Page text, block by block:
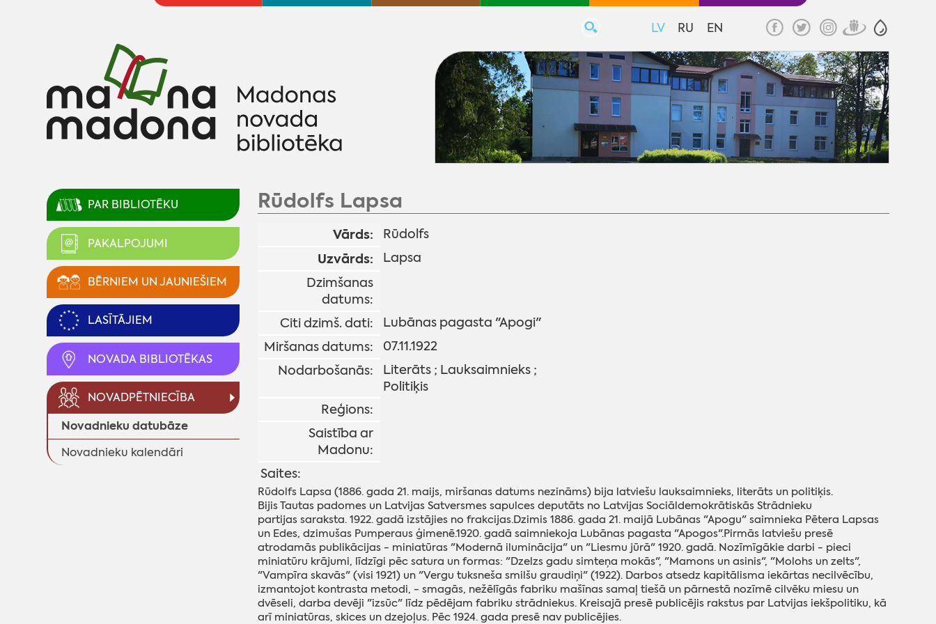
LV RU EN
PAR BIBLIOTĒKU
PAKALPOJUMI
BĒRNIEM UN JAUNIEŠIEM
LASĪTĀJIEM
NOVADA BIBLIOTĒKAS
NOVADPĒTNIECĪBA
Novadnieku datubāze
Novadnieku kalendāri
Rūdolfs Lapsa
Vārds: Rūdolfs
Uzvārds:
Lapsa
Dzimšanas
datums:
Citi dzimš. dati:
Lubānas pagasta "Apogi"
Miršanas datums:
07.11.1922
Nodarbošanās:
Literāts ; Lauksaimnieks ;
Politiķis
Reģions:
Saistība ar
Madonu:
Saites:
Rūdolfs Lapsa (1886. gada 21. maijs, miršanas datums nezināms) bija latviešu lauksaimnieks, literāts un politiķis.
Bijis Tautas padomes un Latvijas Satversmes sapulces deputāts no Latvijas Sociāldemokrātiskās Strādnieku
partijas saraksta. 1922. gadā izstājies no frakcijas.Dzimis 1886. gada 21. maijā Lubānas "Apogu" saimnieka Pētera Lapsas
un Edes, dzimušas Pumperaus ģimenē.1920. gadā saimniekoja Lubānas pagasta "Apogos".Pirmās latviešu presē
atrodamās publikācijas - miniatūras "Modernā iluminācija" un "Liesmu jūrā" 1920. gadā. Nozīmīgākie darbi - pieci
miniatūru krājumi, līdzīgi pēc satura un formas: "Dzelzs gadu simteņa mokās", "Mamons un asinis", "Molohs un zelts",
"Vampīra skavās" (visi 1921) un "Vergu tuksneša smilšu graudiņi" (1922). Darbos atsedz kapitālisma iekārtas necilvēcību,
izmantojot kontrasta metodi, - smagās, nežēlīgās fabriku mašīnas samaļ tiešā un pārnestā nozīmē cilvēku miesu un
dvēseli, darba devēji "izsūc" līdz pēdējam fabriku strādniekus. Kreisajā presē publicējis rakstus par Latvijas iekšpolitiku, kā
arī miniatūras, skices un dzejoļus. Pēc 1924. gada presē nav publicējies.